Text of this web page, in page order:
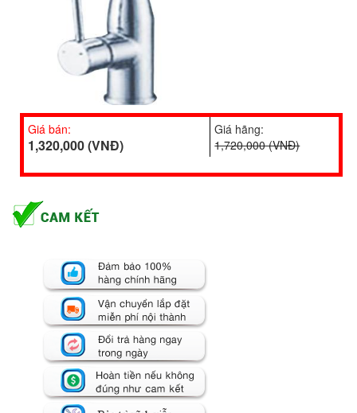
Giá bán:
1,320,000 (VNĐ)
Giá hãng:
1,720,000 (VNĐ)